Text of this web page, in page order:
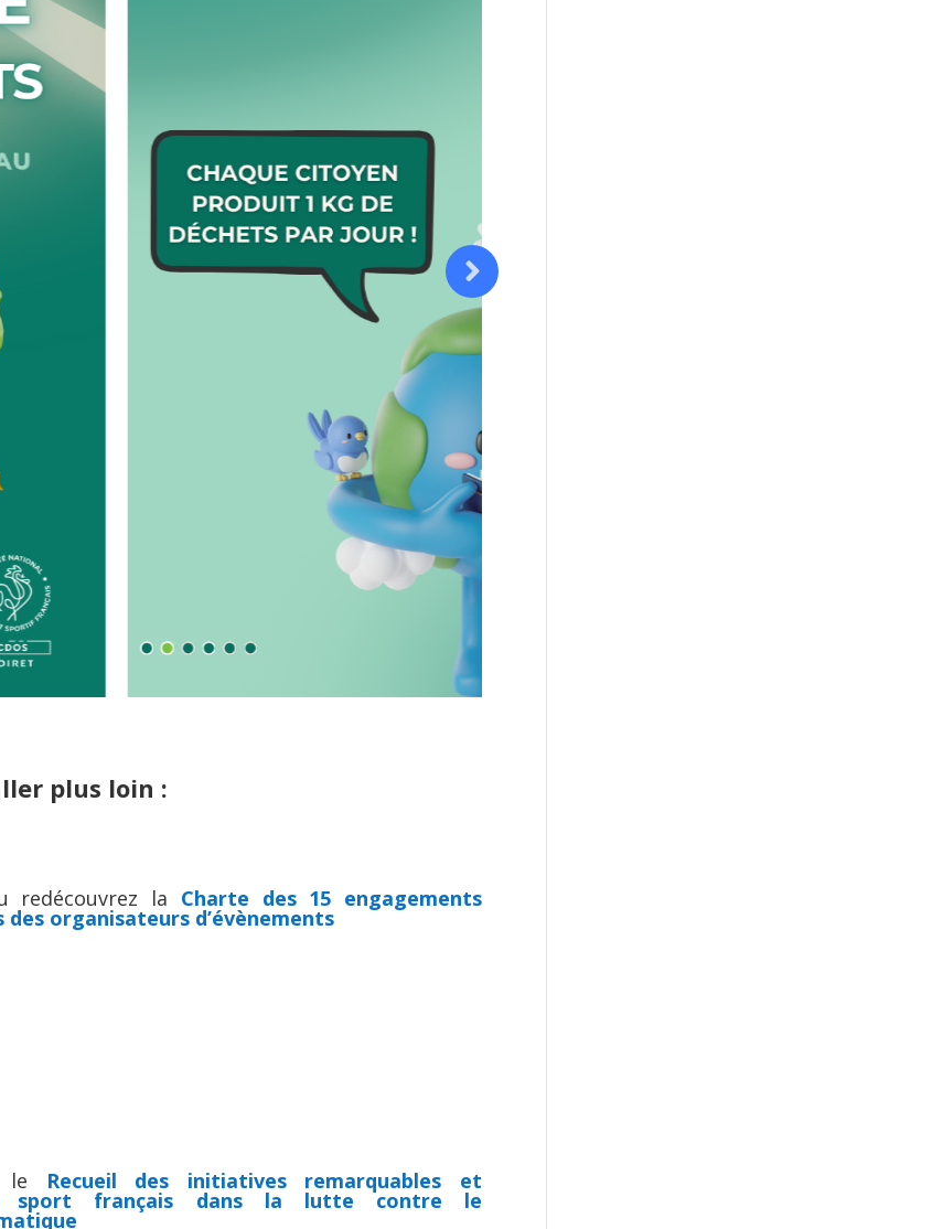
plus loin :
redécouvrez la Charte des 15 engagements
des organisateurs d’évènements
le Recueil des initiatives remarquables et
sport français dans la lutte contre le